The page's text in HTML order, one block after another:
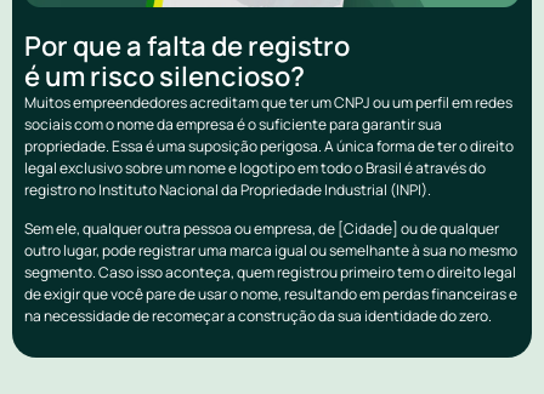
Por que a falta de registro
é um risco silencioso?
Muitos empreendedores acreditam que ter um CNPJ ou um perfil em redes
sociais com o nome da empresa é o suficiente para garantir sua
propriedade. Essa é uma suposição perigosa. A única forma de ter o direito
legal exclusivo sobre um nome e logotipo em todo o Brasil é através do
registro no Instituto Nacional da Propriedade Industrial (INPI).
Sem ele, qualquer outra pessoa ou empresa, de [Cidade] ou de qualquer
outro lugar, pode registrar uma marca igual ou semelhante à sua no mesmo
segmento. Caso isso aconteça, quem registrou primeiro tem o direito legal
de exigir que você pare de usar o nome, resultando em perdas financeiras e
na necessidade de recomeçar a construção da sua identidade do zero.